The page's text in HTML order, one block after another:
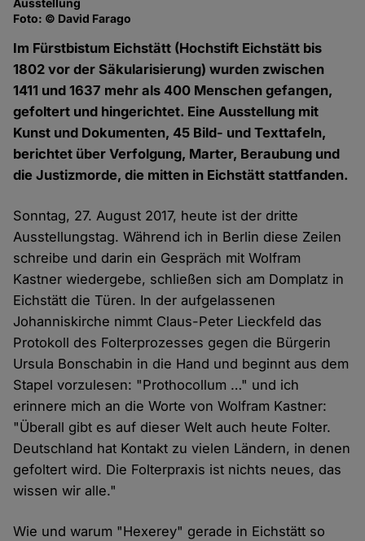
Ausstellung
Foto: © David Farago
Im Fürstbistum Eichstätt (Hochstift Eichstätt bis
1802 vor der Säkularisierung) wurden zwischen
1411 und 1637 mehr als 400 Menschen gefangen,
gefoltert und hingerichtet. Eine Ausstellung mit
Kunst und Dokumenten, 45 Bild- und Texttafeln,
berichtet über Verfolgung, Marter, Beraubung und
die Justizmorde, die mitten in Eichstätt stattfanden.
Sonntag, 27. August 2017, heute ist der dritte
Ausstellungstag. Während ich in Berlin diese Zeilen
schreibe und darin ein Gespräch mit Wolfram
Kastner wiedergebe, schließen sich am Domplatz in
Eichstätt die Türen. In der aufgelassenen
Johanniskirche nimmt Claus-Peter Lieckfeld das
Protokoll des Folterprozesses gegen die Bürgerin
Ursula Bonschabin in die Hand und beginnt aus dem
Stapel vorzulesen: "Prothocollum …" und ich
erinnere mich an die Worte von Wolfram Kastner:
"Überall gibt es auf dieser Welt auch heute Folter.
Deutschland hat Kontakt zu vielen Ländern, in denen
gefoltert wird. Die Folterpraxis ist nichts neues, das
wissen wir alle."
Wie und warum "Hexerey" gerade in Eichstätt so